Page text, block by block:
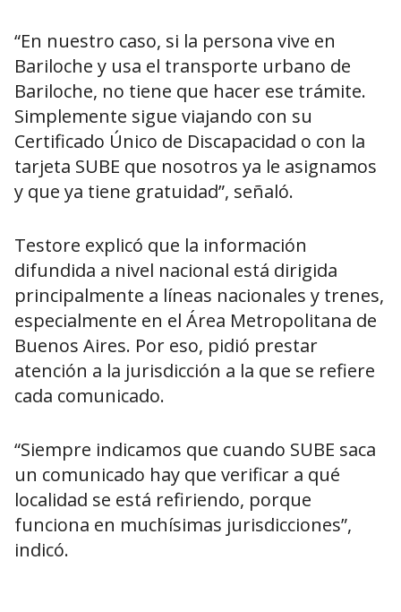
“En nuestro caso, si la persona vive en
Bariloche y usa el transporte urbano de
Bariloche, no tiene que hacer ese trámite.
Simplemente sigue viajando con su
Certificado Único de Discapacidad o con la
tarjeta SUBE que nosotros ya le asignamos
y que ya tiene gratuidad”, señaló.
Testore explicó que la información
difundida a nivel nacional está dirigida
principalmente a líneas nacionales y trenes,
especialmente en el Área Metropolitana de
Buenos Aires. Por eso, pidió prestar
atención a la jurisdicción a la que se refiere
cada comunicado.
“Siempre indicamos que cuando SUBE saca
un comunicado hay que verificar a qué
localidad se está refiriendo, porque
funciona en muchísimas jurisdicciones”,
indicó.